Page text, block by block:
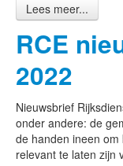
Lees meer...
RCE
2022
Nieuwsbrief
onder andere: de
de handen ineen
relevant te laten zijn